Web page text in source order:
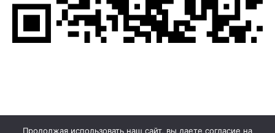
Продолжая использовать наш сайт, вы даете согласие на